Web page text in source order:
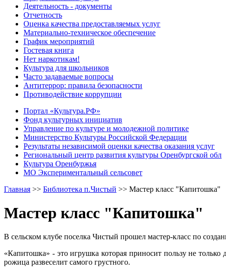
Деятельность - документы
Отчетность
Оценка качества предоставляемых услуг
Материально-техническое обеспечение
График мероприятий
Гостевая книга
Нет наркотикам!
Культура для школьников
Часто задаваемые вопросы
Антитеррор: правила безопасности
Противодействие коррупции
Портал «Культура.РФ»
Фонд культурных инициатив
Управление по культуре и молодежной политике
Министерство Культуры Российской Федерации
Результаты независимой оценки качества оказания услуг
Региональный центр развития культуры Оренбургской обл
Культура Оренбуржья
МО Экспериментальный сельсовет
Главная >> Библиотека п.Чистый >> Мастер класс "Капитошка"
Мастер класс "Капитошка"
В сельском клубе поселка Чистый прошел мастер-класс по
«Капитошка» - это игрушка которая приносит пользу не
рожица развеселит самого грустного.